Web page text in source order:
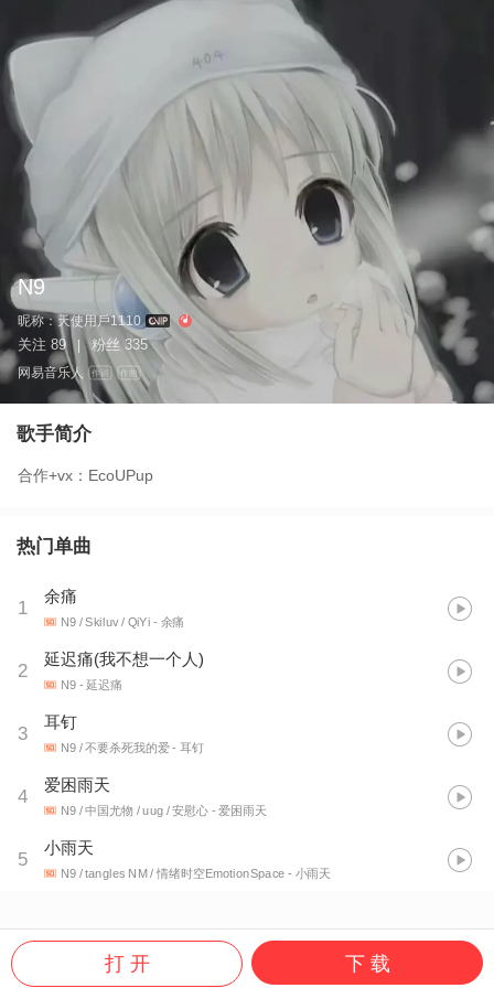
N9
昵称：天使用戶1110
关注 89 粉丝 335
网易音乐人 作词 作曲
歌手简介
合作+vx：EcoUPup
热门单曲
1
余痛
N9 / Skiluv / QiYi - 余痛
2
延迟痛(我不想一个人)
N9 - 延迟痛
3
耳钉
N9 / 不要杀死我的爱- 耳钉
4
爱困雨天
N9 / 中国尤物 / uug / 安慰心 - 爱困雨天
5
小雨天
N9 / tangles NM / 情绪时空EmotionSpace - 小雨天
打 开 下 载